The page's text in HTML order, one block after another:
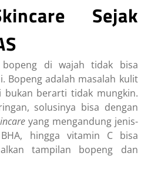
Sejak
bopeng di wajah tidak bisa
Bopeng adalah masalah kulit
bukan berarti tidak mungkin.
solusinya bisa dengan
yang mengandung jenis-
hingga vitamin C bisa
tampilan bopeng dan